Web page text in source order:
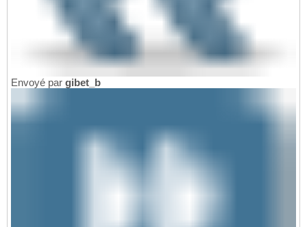
Envoyé par gibet_b